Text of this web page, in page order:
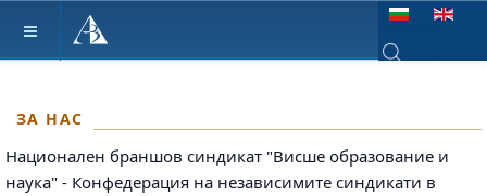
Изберете език
ЗА НАС
Национален браншов синдикат "Висше образование и
наука" - Конфедерация на независимите синдикати в